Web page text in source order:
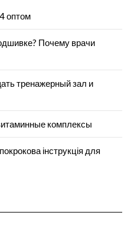
оптом
Почему врачи
тренажерный зал и
комплексы
інструкція для